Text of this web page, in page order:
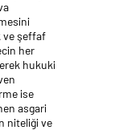
ve şeffaf
her
hukuki
ise
asgari
niteliği ve